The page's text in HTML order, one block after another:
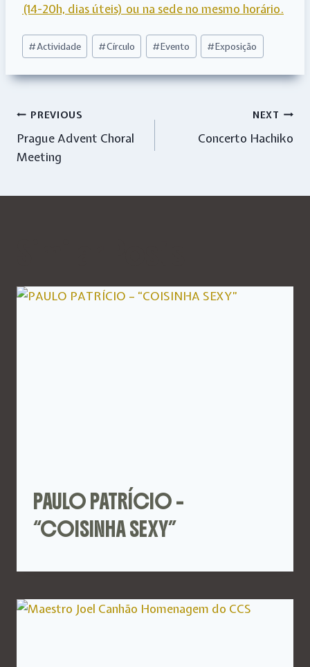
(14-20h, dias úteis) ou na sede no mesmo horário.
Post
Tags:
#Actividade #Círculo #Evento #Exposição
Navegação
de
artigos
PREVIOUS
Prague Advent Choral
Meeting
NEXT
Concerto Hachiko
PAULO PATRÍCIO –
“COISINHA SEXY”